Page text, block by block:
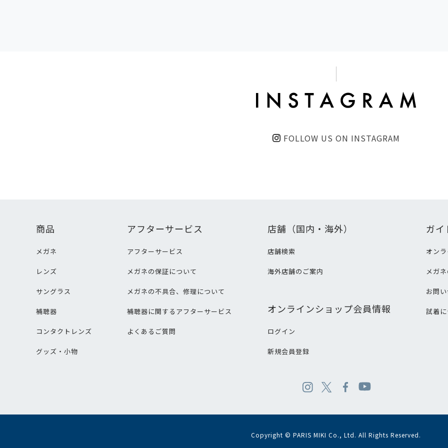
FOLLOW US ON INSTAGRAM
商品
メガネ
レンズ
サングラス
補聴器
コンタクトレンズ
グッズ・小物
アフターサービス
アフターサービス
メガネの保証について
メガネの不具合、修理について
補聴器に関するアフターサービス
よくあるご質問
店舗（国内・海外）
店舗検索
海外店舗のご案内
オンラインショップ会員情報
ログイン
新規会員登録
ガイ
オン
メガ
お問
試着
Copyright © PARIS MIKI Co., Ltd. All Rights Reserved.